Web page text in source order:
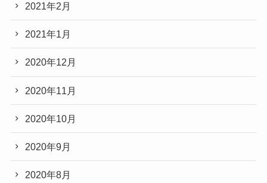
2021年2月
2021年1月
2020年12月
2020年11月
2020年10月
2020年9月
2020年8月